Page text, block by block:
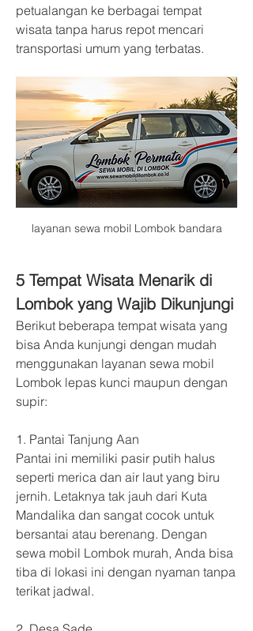
petualangan ke berbagai tempat
wisata tanpa harus repot mencari
transportasi umum yang terbatas.
layanan sewa mobil Lombok bandara
5 Tempat Wisata Menarik di
Lombok yang Wajib Dikunjungi
Berikut beberapa tempat wisata yang
bisa Anda kunjungi dengan mudah
menggunakan layanan sewa mobil
Lombok lepas kunci maupun dengan
supir:
1. Pantai Tanjung Aan
Pantai ini memiliki pasir putih halus
seperti merica dan air laut yang biru
jernih. Letaknya tak jauh dari Kuta
Mandalika dan sangat cocok untuk
bersantai atau berenang. Dengan
sewa mobil Lombok murah, Anda bisa
tiba di lokasi ini dengan nyaman tanpa
terikat jadwal.